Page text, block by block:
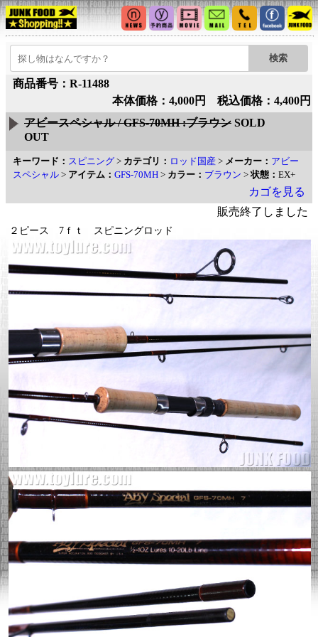
商品番号：R-11488
本体価格：4,000円 税込価格：4,400円
アビースペシャル / GFS-70MH :ブラウン SOLD
OUT
キーワード： スピニング > カテゴリ： ロッド国産 > メーカー： アビー
スペシャル > アイテム： GFS-70MH > カラー： ブラウン >状態： EX+
カゴを見る
販売終了しました
２ピース 7ｆｔ スピニングロッド